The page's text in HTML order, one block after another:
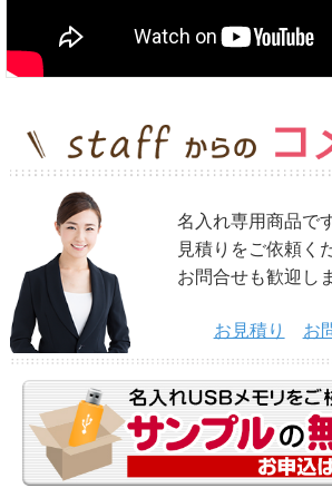
名入れ専用商品で
見積りをご依頼く
お問合せも歓迎し
お見積り お